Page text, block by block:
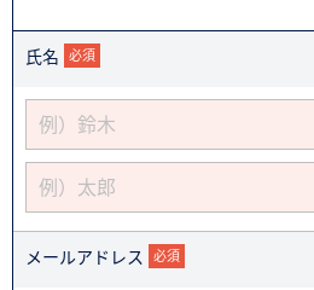
氏名 必須
メールアドレス 必須